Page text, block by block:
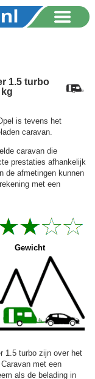
1.5 turbo
is tevens het
caravan.
caravan die
prestaties afhankelijk
de afmetingen kunnen
met een
Gewicht
1.5 turbo zijn over het
met een
als de belading in